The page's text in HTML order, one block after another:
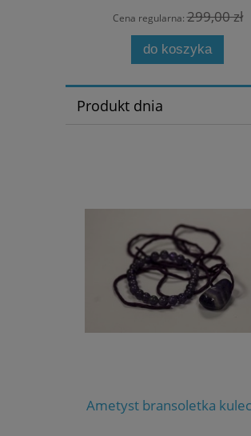
Cena regularna:299,00 zł
do koszyka
Produkt dnia
Ametyst bransoletka